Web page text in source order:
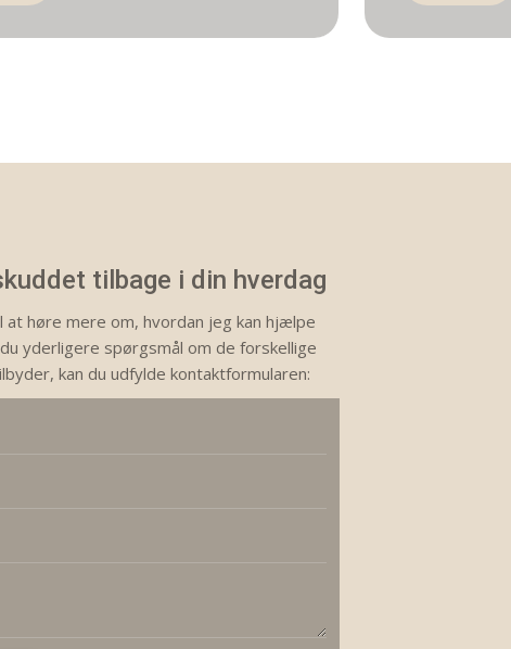
tilbage i din hverdag
at høre mere om, hvordan jeg kan hjælpe
yderligere spørgsmål om de forskellige
kan du udfylde kontaktformularen: